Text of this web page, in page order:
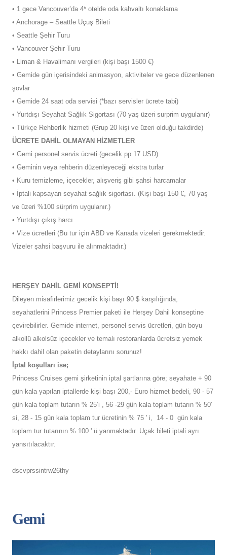
• 1 gece Vancouver’da 4* otelde oda kahvaltı konaklama
• Anchorage – Seattle Uçuş Bileti
• Seattle Şehir Turu
• Vancouver Şehir Turu
• Liman & Havalimanı vergileri (kişi başı 1500 €)
• Gemide gün içerisindeki animasyon, aktiviteler ve gece düzenlenen
şovlar
• Gemide 24 saat oda servisi (*bazı servisler ücrete tabi)
• Yurtdışı Seyahat Sağlık Sigortası (70 yaş üzeri surprim uygulanır)
• Türkçe Rehberlik hizmeti (Grup 20 kişi ve üzeri olduğu takdirde)
ÜCRETE DAHİL OLMAYAN HİZMETLER
• Gemi personel servis ücreti (gecelik pp 17 USD)
• Geminin veya rehberin düzenleyeceği ekstra turlar
• Kuru temizleme, içecekler, alışveriş gibi şahsi harcamalar
• İptali kapsayan seyahat sağlık sigortası. (Kişi başı 150 €, 70 yaş
ve üzeri %100 sürprim uygulanır.)
• Yurtdışı çıkış harcı
• Vize ücretleri (Bu tur için ABD ve Kanada vizeleri gerekmektedir.
Vizeler şahsi başvuru ile alınmaktadır.)
HERŞEY DAHİL GEMİ KONSEPTİ!
Dileyen misafirlerimiz gecelik kişi başı 90 $ karşılığında,
seyahatlerini Princess Premier paketi ile Herşey Dahil konseptine
çevirebilirler. Gemide internet, personel servis ücretleri, gün boyu
alkollü alkolsüz içecekler ve temalı restoranlarda ücretsiz yemek
hakkı dahil olan paketin detaylarını sorunuz!
İptal koşulları ise;
Princess Cruises gemi şirketinin iptal şartlarına göre; seyahate + 90
gün kala yapılan iptallerde kişi başı 200,- Euro hizmet bedeli, 90 - 57
gün kala toplam tutarın % 25’i , 56 -29 gün kala toplam tutarın % 50'
si, 28 - 15 gün kala toplam tur ücretinin % 75 ' i, 14 - 0 gün kala
toplam tur tutarının % 100 ' ü yanmaktadır. Uçak bileti iptali ayrı
yansıtılacaktır.
dscvprssintrw26thy
Gemi